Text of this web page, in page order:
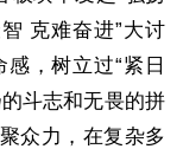
克难奋进”大讨
，树立过“紧日
斗志和无畏的拼
众力，在复杂多